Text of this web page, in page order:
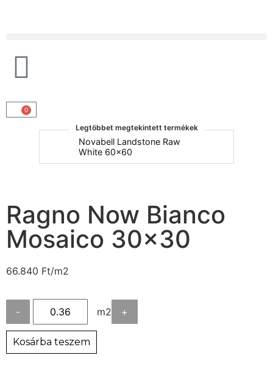
0
Legtöbbet megtekintett termékek
Novabell Landstone Raw
White 60x60
Ragno Now Bianco
Mosaico 30×30
66.840 Ft/m2
- m2 +
Kosárba teszem